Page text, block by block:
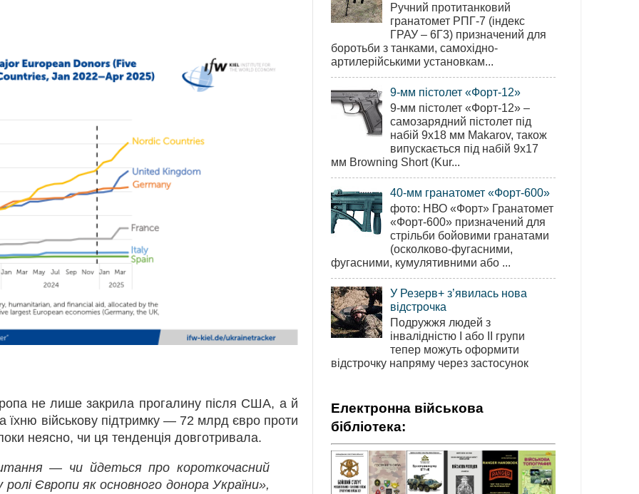
не лише закрила прогалину після США, а й
військову підтримку — 72 млрд євро проти
неясно, чи ця тенденція довготривала.
— чи йдеться про короткочасний
Європи як основного донора України»,
Ручний протитанковий
гранатомет РПГ-7 (індекс
ГРАУ – 6Г3) призначений для
боротьби з танками, самохідно-
артилерійськими установкам...
9-мм пістолет «Форт-12»
9-мм пістолет «Форт-12» –
самозарядний пістолет під
набій 9х18 мм Makarov, також
випускається під набій 9х17
мм Browning Short (Kur...
40-мм гранатомет «Форт-600»
фото: НВО «Форт» Гранатомет
«Форт-600» призначений для
стрільби бойовими гранатами
(осколково-фугасними,
фугасними, кумулятивними або ...
У Резерв+ з’явилась нова
відстрочка
Подружжя людей з
інвалідністю І або ІІ групи
тепер можуть оформити
відстрочку напряму через застосунок
Електронна військова
бібліотека: